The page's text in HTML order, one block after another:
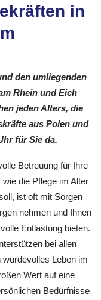
in
den umliegenden
Rhein und Eich
jeden Alters, die
aus Polen und
für Sie da.
Betreuung für Ihre
die Pflege im Alter
ist oft mit Sorgen
nehmen und Ihnen
Entlastung bieten.
bei allen
würdevolles Leben im
Wert auf eine
Bedürfnisse